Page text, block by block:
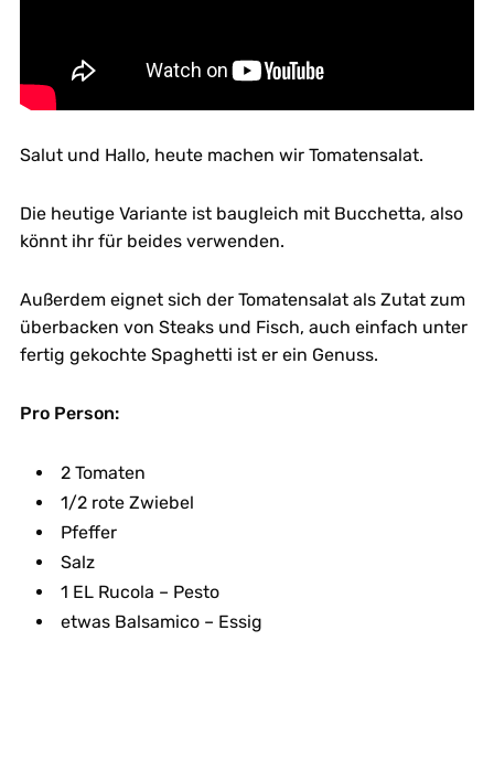
Salut und Hallo, heute machen wir Tomatensalat.
Die heutige Variante ist baugleich mit Bucchetta, also
könnt ihr für beides verwenden.
Außerdem eignet sich der Tomatensalat als Zutat zum
überbacken von Steaks und Fisch, auch einfach unter
fertig gekochte Spaghetti ist er ein Genuss.
Pro Person:
2 Tomaten
1/2 rote Zwiebel
Pfeffer
Salz
1 EL Rucola – Pesto
etwas Balsamico – Essig